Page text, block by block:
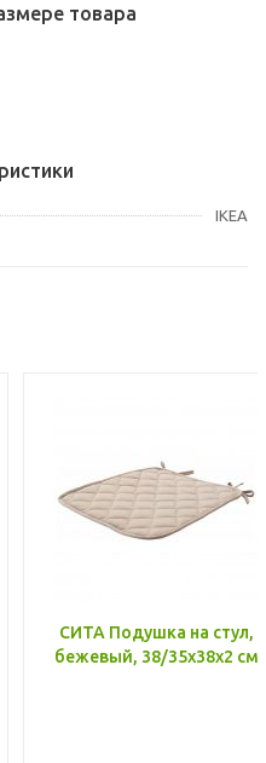
товара
IKEA
СИТА Подушка на стул,
бежевый, 38/35x38x2 см